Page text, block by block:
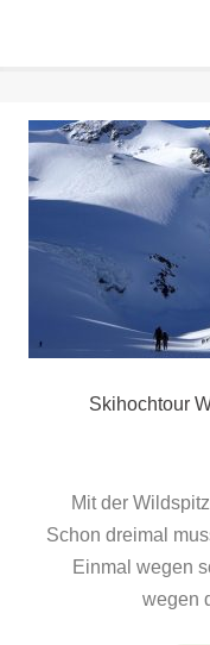
Skihochtour
Mit der
Schon dreimal
Einmal wegen
wegen